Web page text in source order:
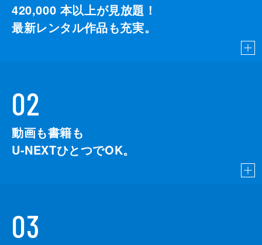
420,000 本以上が見放題！
最新レンタル作品も充実。
02
動画も書籍も
U-NEXTひとつでOK。
03